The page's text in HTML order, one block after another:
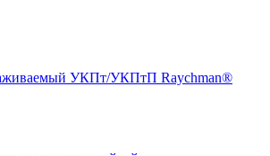
УКПт/УКПтП Raychman®